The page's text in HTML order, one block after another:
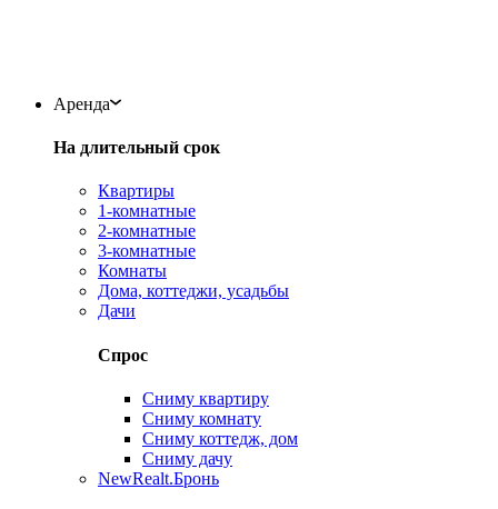
Аренда
На длительный срок
Квартиры
1-комнатные
2-комнатные
3-комнатные
Комнаты
Дома, коттеджи, усадьбы
Дачи
Спрос
Сниму квартиру
Сниму комнату
Сниму коттедж, дом
Сниму дачу
NewRealt.Бронь